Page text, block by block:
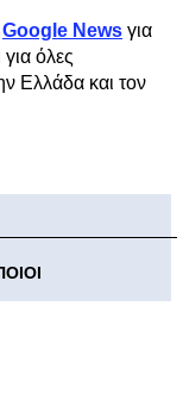
Google News για
όλες
Ελλάδα και τον